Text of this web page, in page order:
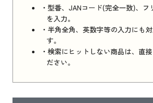
・型番、JANコード(完全一致)、フ
を入力。
・半角全角、英数字等の入力にも
す。
・検索にヒットしない商品は、直
ださい。
iPhone 16e シリーズ 2025 新品
ら
iPad 11インチ 2025年春モデル
はこちら